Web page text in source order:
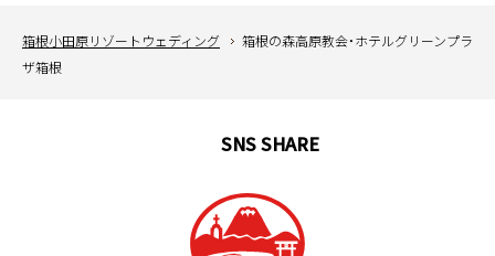
箱根小田原リゾートウェディング
箱根の森高原教会・ホテルグリーンプラ
ザ箱根
中文繁体
SNS SHARE